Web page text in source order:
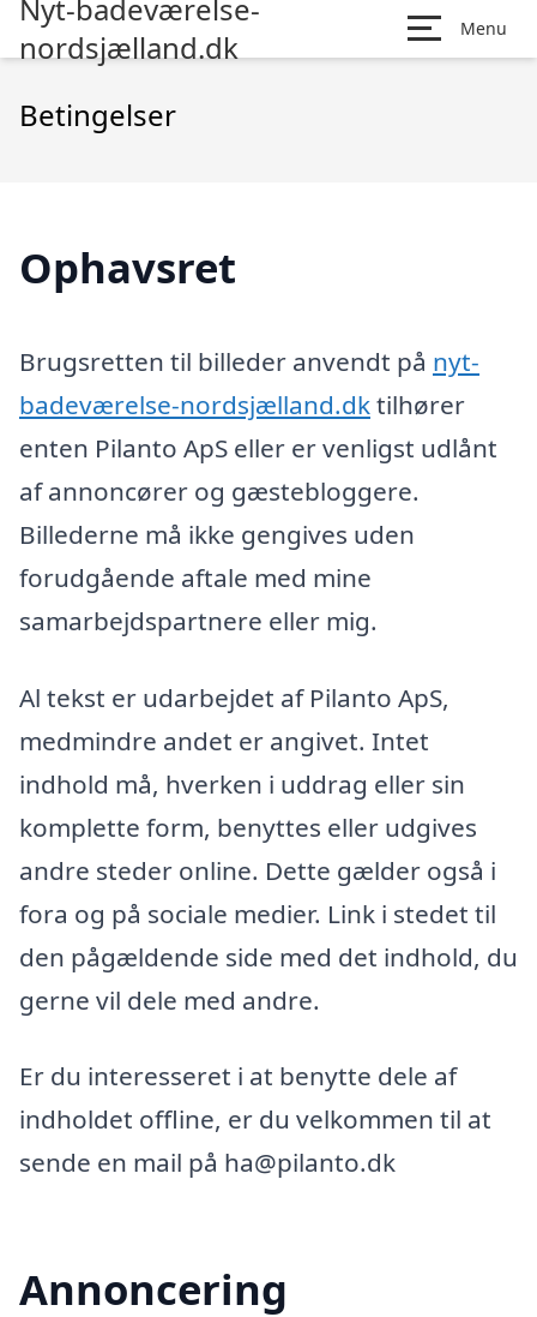
Nyt-badeværelse-
nordsjælland.dk
Menu
Betingelser
Ophavsret
Brugsretten til billeder anvendt på nyt-
badeværelse-nordsjælland.dktilhører
enten Pilanto ApS eller er venligst udlånt
af annoncører og gæstebloggere.
Billederne må ikke gengives uden
forudgående aftale med mine
samarbejdspartnere eller mig.
Al tekst er udarbejdet af Pilanto ApS,
medmindre andet er angivet. Intet
indhold må, hverken i uddrag eller sin
komplette form, benyttes eller udgives
andre steder online. Dette gælder også i
fora og på sociale medier. Link i stedet til
den pågældende side med det indhold, du
gerne vil dele med andre.
Er du interesseret i at benytte dele af
indholdet offline, er du velkommen til at
sende en mail på ha@pilanto.dk
Annoncering